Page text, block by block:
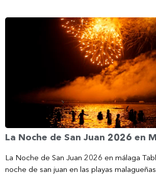
La Noche de San Juan 2026 en
La Noche de San Juan 2026 en málaga
noche de san juan en las playas